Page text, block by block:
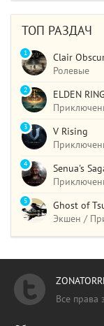
ТОП РАЗДАЧ
Clair
Ролевые
1
ELDEN
2
V Rising
3
Senua's
4
Ghost of
Экшен /
5
Все